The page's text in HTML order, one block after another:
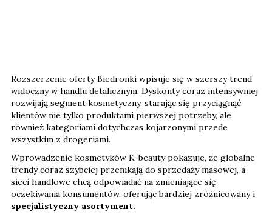
Rozszerzenie oferty Biedronki wpisuje się w szerszy trend
widoczny w handlu detalicznym. Dyskonty coraz intensywniej
rozwijają segment kosmetyczny, starając się przyciągnąć
klientów nie tylko produktami pierwszej potrzeby, ale
również kategoriami dotychczas kojarzonymi przede
wszystkim z drogeriami.
Wprowadzenie kosmetyków K-beauty pokazuje, że globalne
trendy coraz szybciej przenikają do sprzedaży masowej, a
sieci handlowe chcą odpowiadać na zmieniające się
oczekiwania konsumentów, oferując bardziej zróżnicowany i
specjalistyczny asortyment.